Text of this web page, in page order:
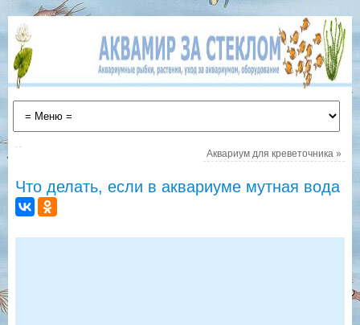
Аквариум для креветочника»
Что делать, если в аквариуме мутная вода